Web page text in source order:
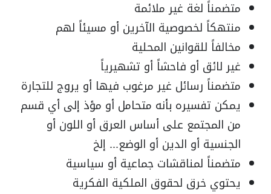
متضمناً لغة غير ملائمة
منتهكاً لخصوصية الآخرين أو مسيئاً لهم
مخالفاً للقوانين المحلية
غير لائق أو فاحشاً أو تشهيرياً
متضمناً رسائل غير مرغوب فيها أو يروج للتجارة
يمكن تفسيره بأنه متحامل أو مؤذ إلى أي قسم
من المجتمع على أساس العرق أو اللون أو
الجنسية أو الدين أو الوضع... إلخ
متضمناً لمناقشات جماعية أو سياسية
يحتوي خرق لحقوق الملكية الفكرية